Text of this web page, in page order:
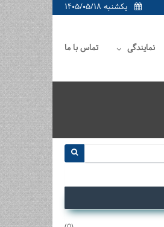
یکشنبه ۱۴۰۵/۰۵/۱۸
نمایندگی تماس با ما